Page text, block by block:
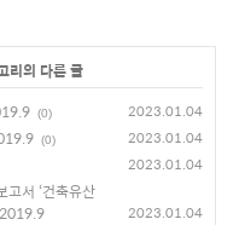
리의 다른 글
(0) 2023.01.04
(0) 2023.01.04
2023.01.04
서 ‘건축유산
2019.9
2023.01.04